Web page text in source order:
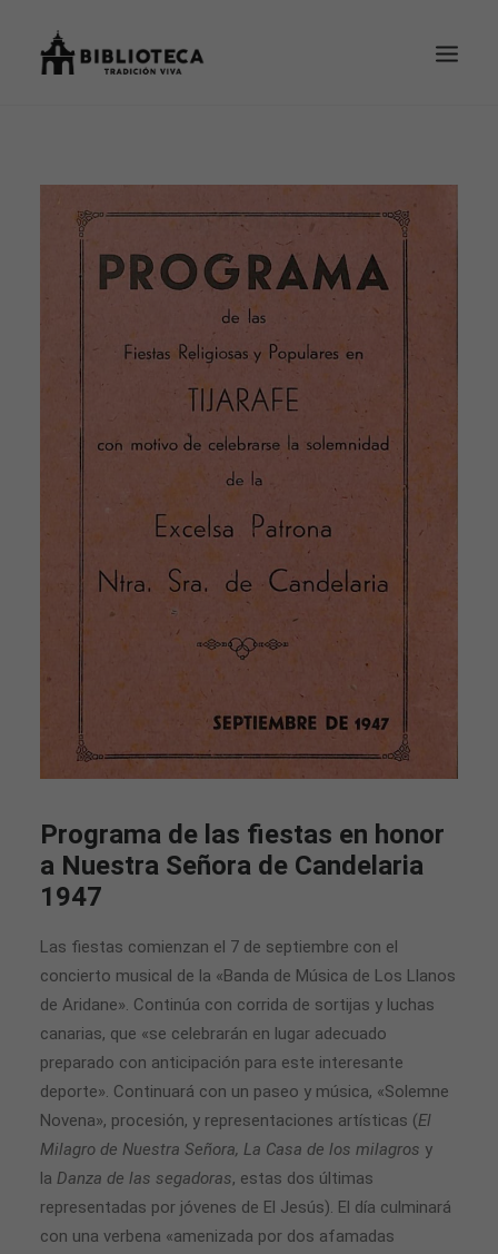
Programa de las fiestas en honor
a Nuestra Señora de Candelaria
1947
Las fiestas comienzan el 7 de septiembre con el
concierto musical de la «Banda de Música de Los Llanos
de Aridane». Continúa con corrida de sortijas y luchas
canarias, que «se celebrarán en lugar adecuado
preparado con anticipación para este interesante
deporte». Continuará con un paseo y música, «Solemne
Novena», procesión, y representaciones artísticas (El
Milagro de Nuestra Señora, La Casa de los milagros y
la Danza de las segadoras, estas dos últimas
representadas por jóvenes de El Jesús). El día culminará
con una verbena «amenizada por dos afamadas